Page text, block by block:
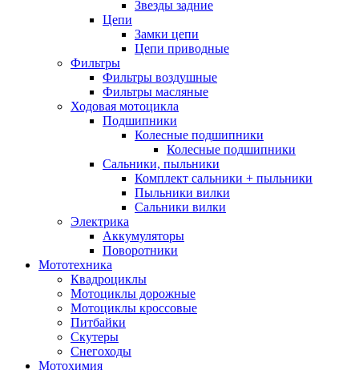
Звезды задние
Цепи
Замки цепи
Цепи приводные
Фильтры
Фильтры воздушные
Фильтры масляные
Ходовая мотоцикла
Подшипники
Колесные подшипники
Колесные подшипники
Сальники, пыльники
Комплект сальники + пыльники
Пыльники вилки
Сальники вилки
Электрика
Аккумуляторы
Поворотники
Мототехника
Квадроциклы
Мотоциклы дорожные
Мотоциклы кроссовые
Питбайки
Скутеры
Снегоходы
Мотохимия